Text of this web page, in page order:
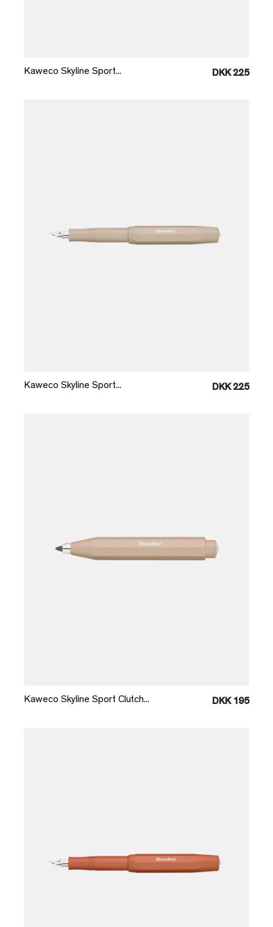
Kaweco Skyline Sport... DKK 225
Kaweco Skyline Sport... DKK 225
Kaweco Skyline Sport Clutch... DKK 195